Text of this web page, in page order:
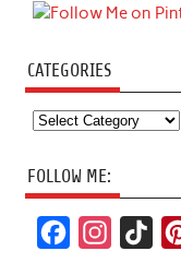
CATEGORIES
Categories
FOLLOW ME: